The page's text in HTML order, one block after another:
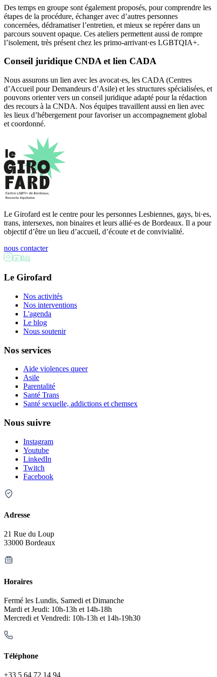
Des temps en groupe sont également proposés, pour comprendre les
étapes de la procédure, échanger avec d’autres personnes
concernées, dédramatiser l’entretien, et mieux se repérer dans un
parcours souvent opaque. Ces ateliers permettent aussi de rompre
l’isolement, très présent chez les primo-arrivant·es LGBTQIA+.
Conseil juridique CNDA et lien CADA
Nous assurons un lien avec les avocat·es, les CADA (Centres
d’Accueil pour Demandeurs d’Asile) et les structures spécialisées, et
pouvons orienter vers un conseil juridique adapté pour la rédaction
des recours à la CNDA. Nos équipes travaillent aussi en lien avec
les lieux d’hébergement pour favoriser un accompagnement global
et coordonné.
Le Girofard est le centre pour les personnes Lesbiennes, gays, bi·es,
trans, intersexes, non binaires et leurs allié·es de Bordeaux. Il a pour
objectif d’être un lieu d’accueil, d’écoute et de convivialité.
nous contacter
Le Girofard
Nos activités
Nos interventions
L'agenda
Le blog
Nous soutenir
Nos services
Aide violences queer
Asile
Parentalité
Santé Trans
Santé sexuelle, addictions et chemsex
Nous suivre
Instagram
Youtube
LinkedIn
Twitch
Facebook
Adresse
21 Rue du Loup
33000 Bordeaux
Horaires
Fermé les Lundis, Samedi et Dimanche
Mardi et Jeudi: 10h-13h et 14h-18h
Mercredi et Vendredi: 10h-13h et 14h-19h30
Téléphone
+33 5 64 72 14 94